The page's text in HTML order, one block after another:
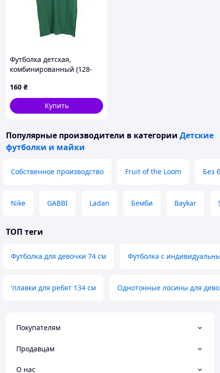
Футболка детская,
комбинированный (128-
P167050
160 ₴
Купить
Популярные производители в категории Детские
футболки и майки
Собственное производство Fruit of the Loom Без
Nike GABBI Ladan Бемби Baykar
ТОП теги
Футболка для девочки 74 см Футболка с
'плавки для ребят 134 см Однотонные лосины для
Покупателям
Продавцам
О нас